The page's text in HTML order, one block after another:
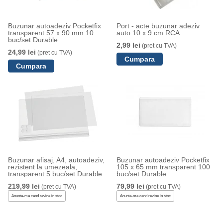
Buzunar autoadeziv Pocketfix
transparent 57 x 90 mm 10
buc/set Durable
24,99 lei (pret cu TVA)
Port - acte buzunar adeziv
auto 10 x 9 cm RCA
2,99 lei (pret cu TVA)
Buzunar afisaj, A4, autoadeziv,
rezistent la umezeala,
transparent 5 buc/set Durable
219,99 lei (pret cu TVA)
Anunta-ma cand revine in stoc
Buzunar autoadeziv Pocketfix
105 x 65 mm transparent 100
buc/set Durable
79,99 lei (pret cu TVA)
Anunta-ma cand revine in stoc